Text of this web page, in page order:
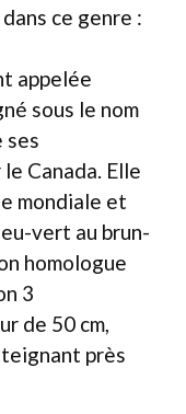
ce genre :
appelée
sous le nom
ses
Canada. Elle
mondiale et
vert au brun-
homologue
3
de 50 cm,
près